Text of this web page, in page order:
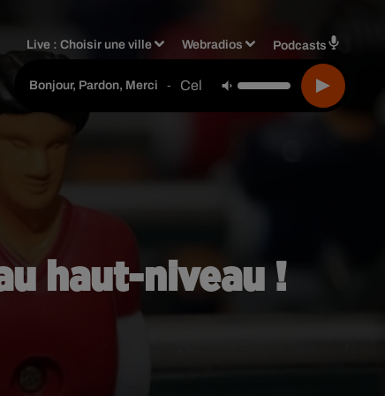
Live :Choisir une ville Webradios Podcasts
Bonjour, Pardon, Merci - Celine Dion
haut-niveau !